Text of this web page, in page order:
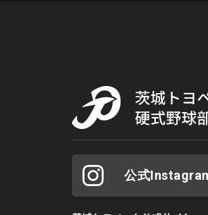
公式